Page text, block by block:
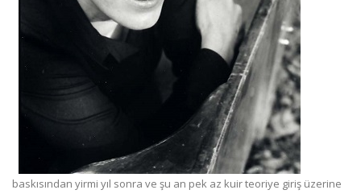
baskısından yirmi yıl sonra ve şu an pek az kuir teoriye giriş üzerine